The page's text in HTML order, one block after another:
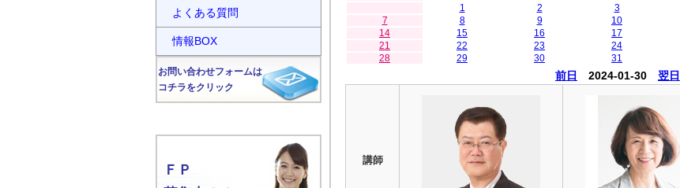
1
2 3
7
8 9 10
14
15 16 17
21
22 23 24
28
29 30 31
前日 2024-01-30 翌日
講師
よくある質問
情報BOX
お問い合わせフォームは
コチラをクリック
ＦＰ